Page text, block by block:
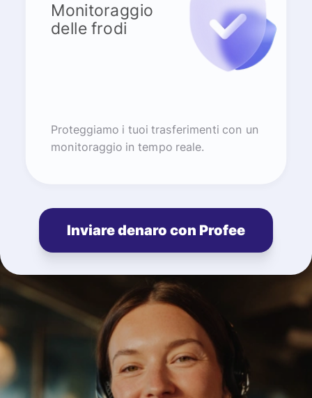
Monitoraggio
delle frodi
Proteggiamo i tuoi trasferimenti con un
monitoraggio in tempo reale.
Inviare denaro con Profee